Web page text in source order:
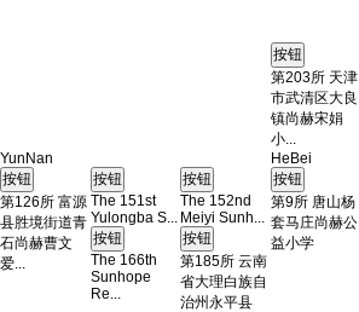
第203所 天津
市武清区大良
镇尚赫宋娟
小...
YunNan
第126所 富源
县胜境街道青
石尚赫曹文
爱...
The 151st
Yulongba S...
The 152nd
Meiyi Sunh...
The 166th
Sunhope
Re...
第185所 云南
省大理白族自
治州永平县
HeBei
第9所 唐山杨
套马庄尚赫公
益小学